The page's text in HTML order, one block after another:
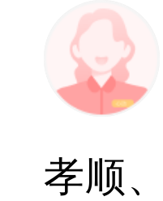
孝顺